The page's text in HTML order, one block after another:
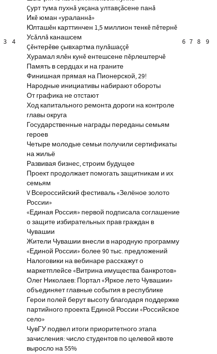
3 4
Çурт тума пухнă укçана ултавçăсене панă
Икĕ юман «ураланнă»
Юлташĕн карттинчен 1,5 миллион тенкĕ пĕтернĕ
Усăллă канашсем
Çĕнтерĕве çывхартма пулăшаççĕ
Хурамал ялĕн кунĕ ентешсене пĕрлештерчĕ
Память в сердцах и на граните
Финишная прямая на Пионерской, 29!
Народные инициативы набирают обороты
От графика не отстают
Ход капитального ремонта дороги на контроле
главы округа
Государственные награды переданы семьям
героев
Четыре молодые семьи получили сертификаты
на жильё
Развивая бизнес, строим будущее
Проект продолжает помогать защитникам и их
семьям
V Всероссийский фестиваль «Зелёное золото
России»
«Единая Россия» первой подписала соглашение
о защите избирательных прав граждан в
Чувашии
Жители Чувашии внесли в народную программу
«Единой России» более 90 тыс. предложений
Налоговики на вебинаре расскажут о
маркетплейсе «Витрина имущества банкротов»
Олег Николаев: Портал «Яркое лето Чувашии»
объединяет главные события в республике
Герои полей берут высоту благодаря поддержке
партийного проекта Единой России «Российское
село»
ЧувГУ подвел итоги приоритетного этапа
зачисления: число студентов по целевой квоте
выросло на 55%
6 7 8 9